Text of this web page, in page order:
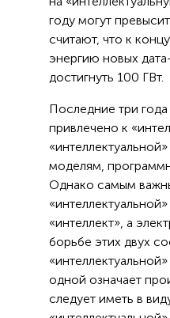
году могут
считают, что к
энергию новых
достигнуть 100 ГВт.
Последние три
привлечено к
моделям,
Однако самым
«интеллект», а
борьбе этих двух
одной означает
следует иметь в